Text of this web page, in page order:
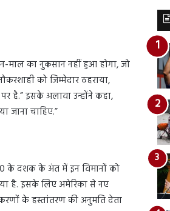
माल का नुकसान नहीं हुआ होगा, जो
को जिम्मेदार ठहराया,
है.” इसके अलावा उन्होंने कहा,
जाना चाहिए.”
के दशक के अंत में इन विमानों को
है. इसके लिए अमेरिका से नए
के हस्तांतरण की अनुमति देता